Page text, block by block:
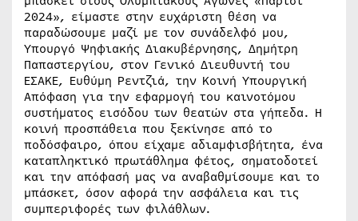
2024», είμαστε στην ευχάριστη θέση να
παραδώσουμε μαζί με τον συνάδελφό μου,
Υπουργό Ψηφιακής Διακυβέρνησης, Δημήτρη
Παπαστεργίου, στον Γενικό Διευθυντή του
ΕΣΑΚΕ, Ευθύμη Ρεντζιά, την Κοινή Υπουργική
Απόφαση για την εφαρμογή του καινοτόμου
συστήματος εισόδου των θεατών στα γήπεδα. Η
κοινή προσπάθεια που ξεκίνησε από το
ποδόσφαιρο, όπου είχαμε αδιαμφισβήτητα, ένα
καταπληκτικό πρωτάθλημα φέτος, σηματοδοτεί
και την απόφασή μας να αναβαθμίσουμε και το
μπάσκετ, όσον αφορά την ασφάλεια και τις
συμπεριφορές των φιλάθλων.